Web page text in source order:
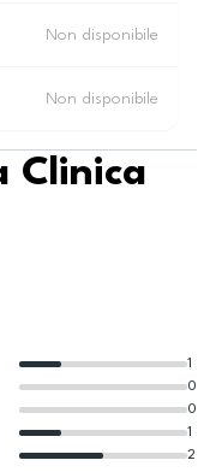
Non disponibile
Non disponibile
Clinica
2
1
0
0
1